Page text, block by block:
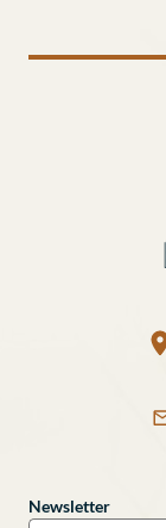
Newsletter